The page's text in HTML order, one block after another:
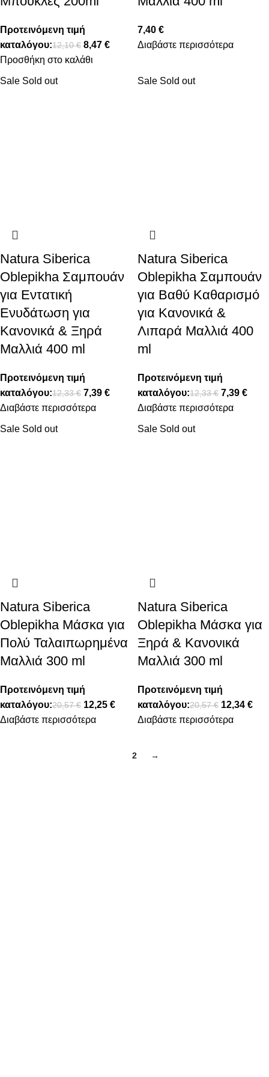
Προτεινόμενη τιμή
καταλόγου:12,10€ 8,47 €
Προσθήκη στο καλάθι
7,40 €
Διαβάστε περισσότερα
Sale Sold out
Natura Siberica
Oblepikha Σαμπουάν
για Εντατική
Ενυδάτωση για
Κανονικά & Ξηρά
Μαλλιά 400 ml
Προτεινόμενη τιμή
καταλόγου:12,33€ 7,39 €
Διαβάστε περισσότερα
Sale Sold out
Natura Siberica
Oblepikha Σαμπουάν
για Βαθύ Καθαρισμό
για Κανονικά &
Λιπαρά Μαλλιά 400
ml
Προτεινόμενη τιμή
καταλόγου:12,33€ 7,39 €
Διαβάστε περισσότερα
Sale Sold out
Natura Siberica
Oblepikha Μάσκα για
Πολύ Ταλαιπωρημένα
Μαλλιά 300 ml
Προτεινόμενη τιμή
καταλόγου:20,57€ 12,25 €
Διαβάστε περισσότερα
Sale Sold out
Natura Siberica
Oblepikha Μάσκα για
Ξηρά & Κανονικά
Μαλλιά 300 ml
Προτεινόμενη τιμή
καταλόγου:20,57€ 12,34 €
Διαβάστε περισσότερα
2 →